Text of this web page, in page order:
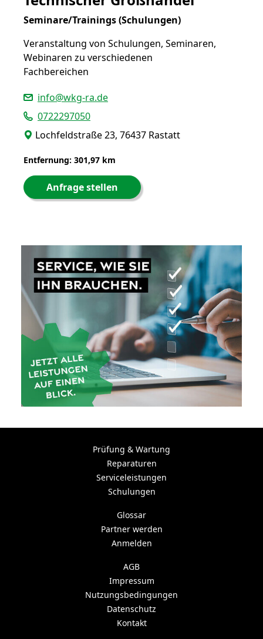
Seminare/Trainings (Schulungen)
Veranstaltung von Schulungen, Seminaren,
Webinaren zu verschiedenen
Fachbereichen
info@wkg-ra.de
0722297050
Lochfeldstraße 23, 76437 Rastatt
Entfernung: 301,97 km
Anfrage stellen
Prüfung & Wartung
Reparaturen
Serviceleistungen
Schulungen
Glossar
Partner werden
Anmelden
AGB
Impressum
Nutzungsbedingungen
Datenschutz
Kontakt